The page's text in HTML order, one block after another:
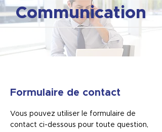
Communication
Formulaire de contact
Vous pouvez utiliser le formulaire de
contact ci-dessous pour toute question,